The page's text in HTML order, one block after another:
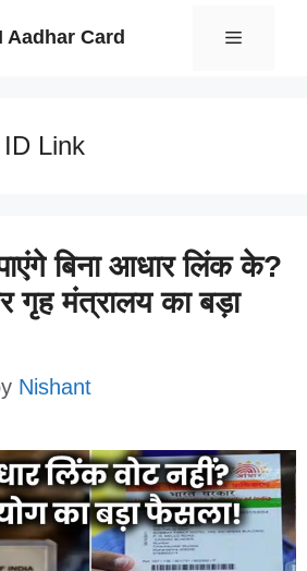
Aadhar Card Menu
Link
बिना आधार लिंक के?
गृह मंत्रालय का बड़ा
Nishant